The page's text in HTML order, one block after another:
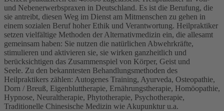
und Nebenerwerbspraxen in Deutschland. Es ist die Berufung, die
sie antreibt, diesen Weg im Dienst am Mitmenschen zu gehen in
einem sozialen Beruf hoher Ethik und Verantwortung. Heilpraktiker
setzen vielfältige Methoden der Alternativmedizin ein, die allesamt
gemeinsam haben: Sie nutzen die natürlichen Abwehrkräfte,
stimulieren und aktivieren sie, sie wirken ganzheitlich und
berücksichtigen das Zusammenspiel von Körper, Geist und
Seele. Zu den bekanntesten Behandlungsmethoden des
Heilpraktikers zählen: Autogenes Training, Ayurveda, Osteopathie,
Dorn / Breuß, Eigenbluttherapie, Ernährungstherapie, Homöopathie,
Hypnose, Neuraltherapie, Phytotherapie, Psychotherapie,
Traditionelle Chinesische Medizin wie Akupunktur u.a.